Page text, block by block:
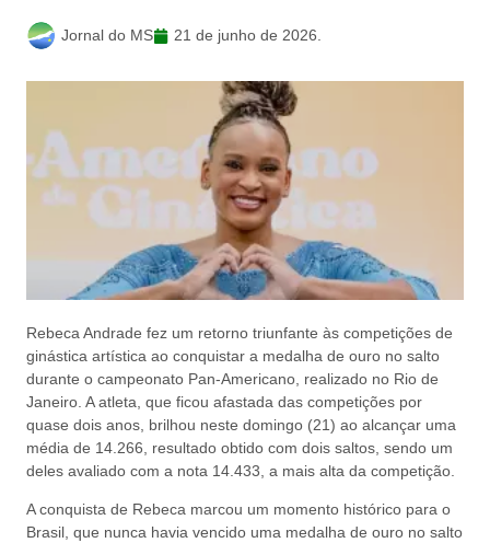
Jornal do MS 21 de junho de 2026.
Rebeca Andrade fez um retorno triunfante às competições de
ginástica artística ao conquistar a medalha de ouro no salto
durante o campeonato Pan-Americano, realizado no Rio de
Janeiro. A atleta, que ficou afastada das competições por
quase dois anos, brilhou neste domingo (21) ao alcançar uma
média de 14.266, resultado obtido com dois saltos, sendo um
deles avaliado com a nota 14.433, a mais alta da competição.
A conquista de Rebeca marcou um momento histórico para o
Brasil, que nunca havia vencido uma medalha de ouro no salto